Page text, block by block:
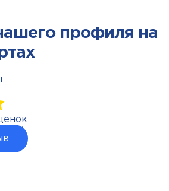
профиля на